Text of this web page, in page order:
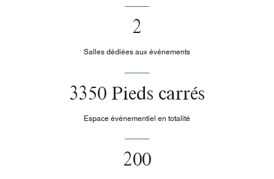
2
Salles dédiées aux événements
3350 Pieds carrés
Espace événementiel en totalité
200